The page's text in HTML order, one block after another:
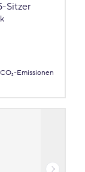
Sitzer
CO₂-Emissionen